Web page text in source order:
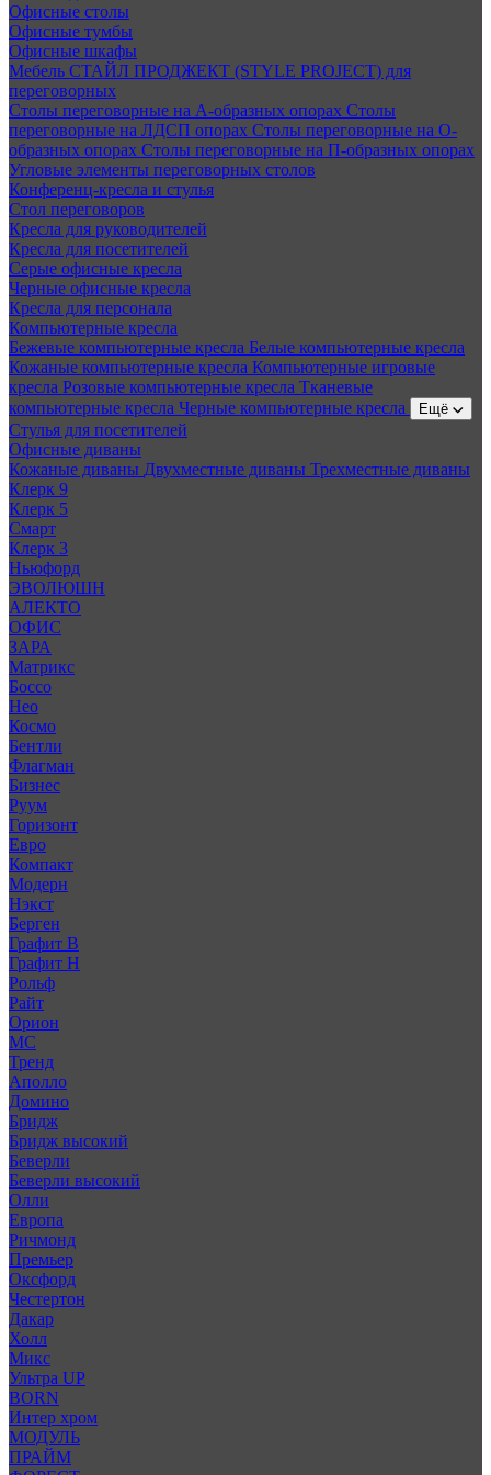
Офисные столы
Офисные тумбы
Офисные шкафы
Мебель СТАЙЛ ПРОДЖЕКТ (STYLE PROJECT) для
переговорных
Столы переговорные на А-образных опорах Столы
переговорные на ЛДСП опорах Столы переговорные на О-
образных опорах Столы переговорные на П-образных опорах
Угловые элементы переговорных столов
Конференц-кресла и стулья
Стол переговоров
Кресла для руководителей
Кресла для посетителей
Серые офисные кресла
Черные офисные кресла
Кресла для персонала
Компьютерные кресла
Бежевые компьютерные кресла Белые компьютерные кресла
Кожаные компьютерные кресла Компьютерные игровые
кресла Розовые компьютерные кресла Тканевые
компьютерные кресла Черные компьютерные кресла Ещё
Стулья для посетителей
Офисные диваны
Кожаные диваны Двухместные диваны Трехместные диваны
Клерк 9
Клерк 5
Смарт
Клерк 3
Ньюфорд
ЭВОЛЮШН
АЛЕКТО
ОФИС
ЗАРА
Матрикс
Боссо
Нео
Космо
Бентли
Флагман
Бизнес
Руум
Горизонт
Евро
Компакт
Модерн
Нэкст
Берген
Графит В
Графит Н
Рольф
Райт
Орион
МС
Тренд
Аполло
Домино
Бридж
Бридж высокий
Беверли
Беверли высокий
Олли
Европа
Ричмонд
Премьер
Оксфорд
Честертон
Дакар
Холл
Микс
Ультра UP
BORN
Интер хром
МОДУЛЬ
ПРАЙМ